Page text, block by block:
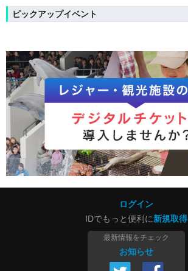
ピックアップイベント
ログイン
IDでもっと便利に新規取得
最新情報をチェック
お知らせ